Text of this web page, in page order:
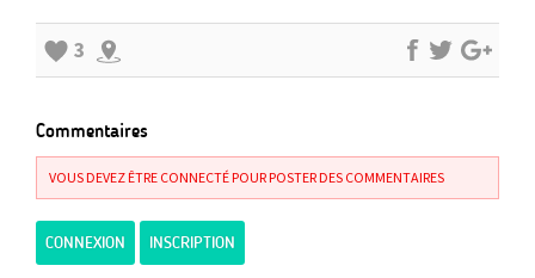
3
Commentaires
VOUS DEVEZ ÊTRE CONNECTÉ POUR POSTER DES COMMENTAIRES
CONNEXION INSCRIPTION